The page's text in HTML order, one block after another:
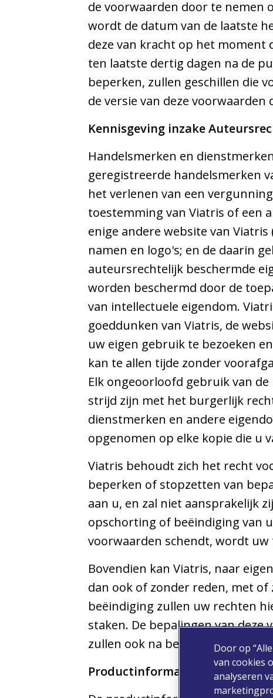
de voorwaarden door te nemen
wordt de datum van de laatste
deze van kracht op het moment
ten laatste dertig dagen na de
beperken, zullen geschillen die
de versie van deze
Kennisgeving inzake
Handelsmerken en
geregistreerde handelsmerken
het verlenen van een
toestemming van Viatris of een
enige andere website van
namen en logo's; en de daarin
auteursrechtelijk beschermde
worden beschermd door de
van intellectuele eigendom.
goeddunken van Viatris, de
uw eigen gebruik te bezoeken
kan te allen tijde zonder
Elk ongeoorloofd gebruik van
strijd zijn met het burgerlijk
dienstmerken en andere
opgenomen op elke kopie die u
Viatris behoudt zich het recht
beperken of stopzetten van
aan u, en zal niet aansprakelijk
opschorting of beëindiging van
voorwaarden schendt, wordt
Bovendien kan Viatris, naar
dan ook of zonder reden, met
beëindiging zullen uw rechten
staken. De bepalingen van
zullen ook na beëindiging van
Productinformatie
Door op
van cookies
analyseren